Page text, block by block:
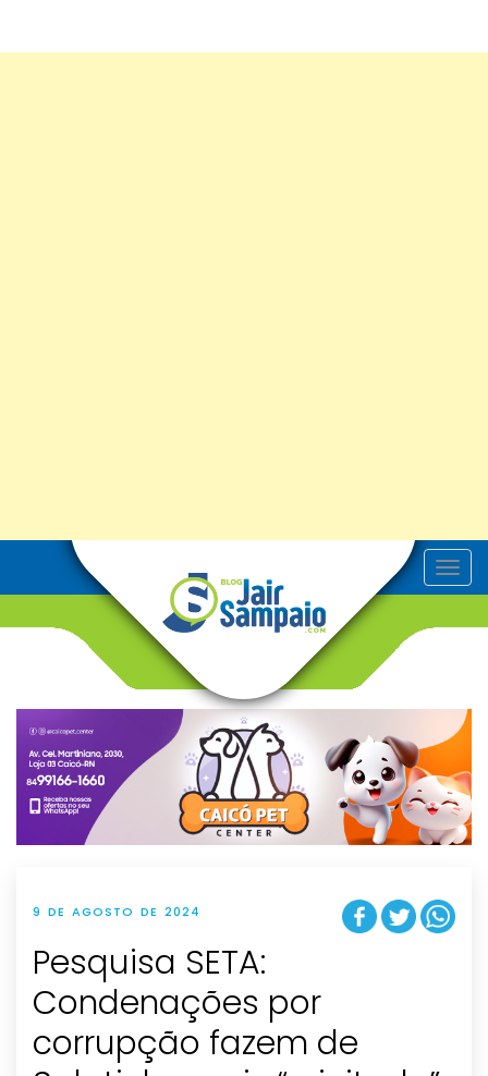
T
o
v
g
t
i
o
n
9 DE AGOSTO DE 2024
Pesquisa SETA:
Condenações por
corrupção fazem de